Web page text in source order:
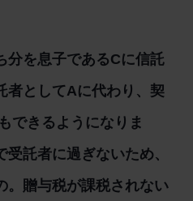
分を息子であるCに信託
者としてAに代わり、契
できるようになりま
託者に過ぎないため、
。贈与税が課税されない